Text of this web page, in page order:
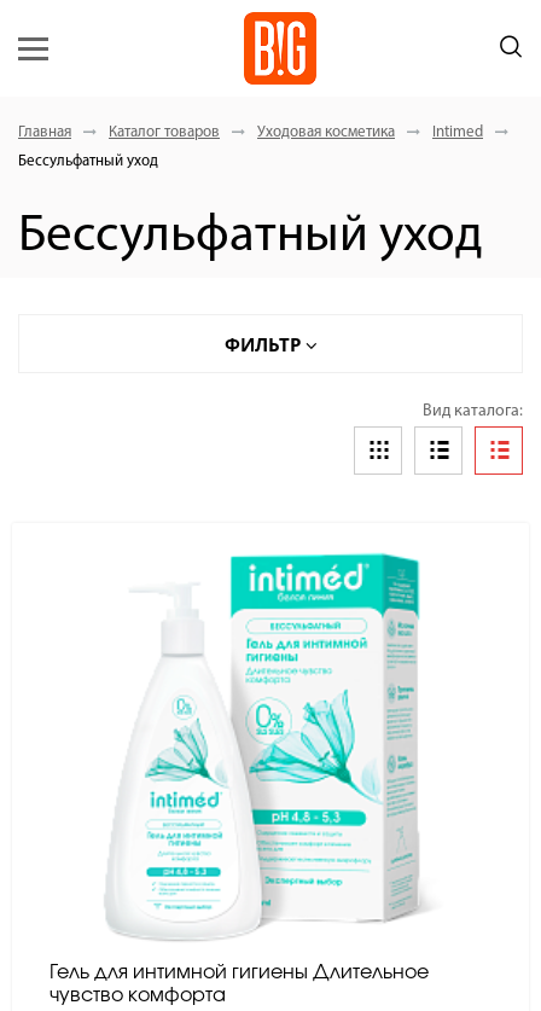
Главная Каталог товаров Уходовая косметика
Intimed
Бессульфатный уход
Бессульфатный уход
ФИЛЬТР
Вид каталога:
Гель для интимной гигиены Длительное
чувство комфорта